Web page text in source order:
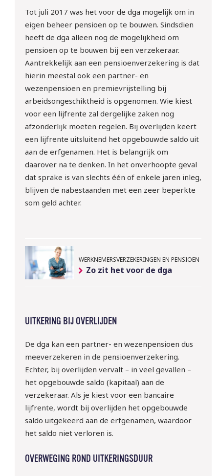
Tot juli 2017 was het voor de dga mogelijk om in
eigen beheer pensioen op te bouwen. Sindsdien
heeft de dga alleen nog de mogelijkheid om
pensioen op te bouwen bij een verzekeraar.
Aantrekkelijk aan een pensioenverzekering is dat
hierin meestal ook een partner- en
wezenpensioen en premievrijstelling bij
arbeidsongeschiktheid is opgenomen. Wie kiest
voor een lijfrente zal dergelijke zaken nog
afzonderlijk moeten regelen. Bij overlijden keert
een lijfrente uitsluitend het opgebouwde saldo uit
aan de erfgenamen. Het is belangrijk om
daarover na te denken. In het onverhoopte geval
dat sprake is van slechts één of enkele jaren inleg,
blijven de nabestaanden met een zeer beperkte
som geld achter.
WERKNEMERSVERZEKERINGEN EN PENSIOEN
Zo zit het voor de dga
UITKERING BIJ OVERLIJDEN
De dga kan een partner- en wezenpensioen dus
meeverzekeren in de pensioenverzekering.
Echter, bij overlijden vervalt – in veel gevallen –
het opgebouwde saldo (kapitaal) aan de
verzekeraar. Als je kiest voor een bancaire
lijfrente, wordt bij overlijden het opgebouwde
saldo uitgekeerd aan de erfgenamen, waardoor
het saldo niet verloren is.
OVERWEGING ROND UITKERINGSDUUR
10 sept | Webinar: ‘WTTA:
ben jij klaar voor de nieuwe
regels rondom het inlenen
van arbeidskrachten?